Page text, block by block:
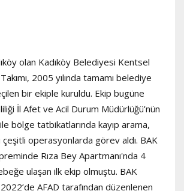
olan Kadıköy Belediyesi Kentsel
2005 yılında tamamı belediye
bir ekiple kuruldu. Ekip bugüne
İl Afet ve Acil Durum Müdürlüğü’nün
bölge tatbikatlarında kayıp arama,
çeşitli operasyonlarda görev aldı. BAK
Rıza Bey Apartmanı'nda 4
ulaşan ilk ekip olmuştu. BAK
AFAD tarafından düzenlenen